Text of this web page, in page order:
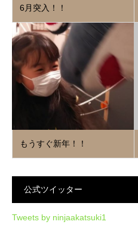
6月突入！！
もうすぐ新年！！
公式ツイッター
Tweets by ninjaakatsuki1